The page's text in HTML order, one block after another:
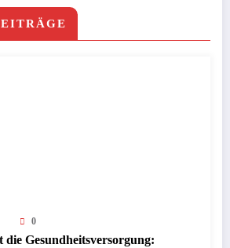
0
Gesundheitsversorgung: